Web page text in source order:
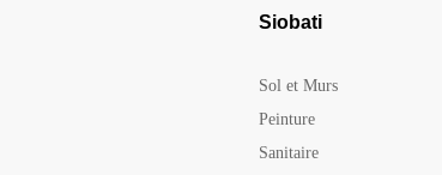
Siobati
Sol et Murs
Peinture
Sanitaire